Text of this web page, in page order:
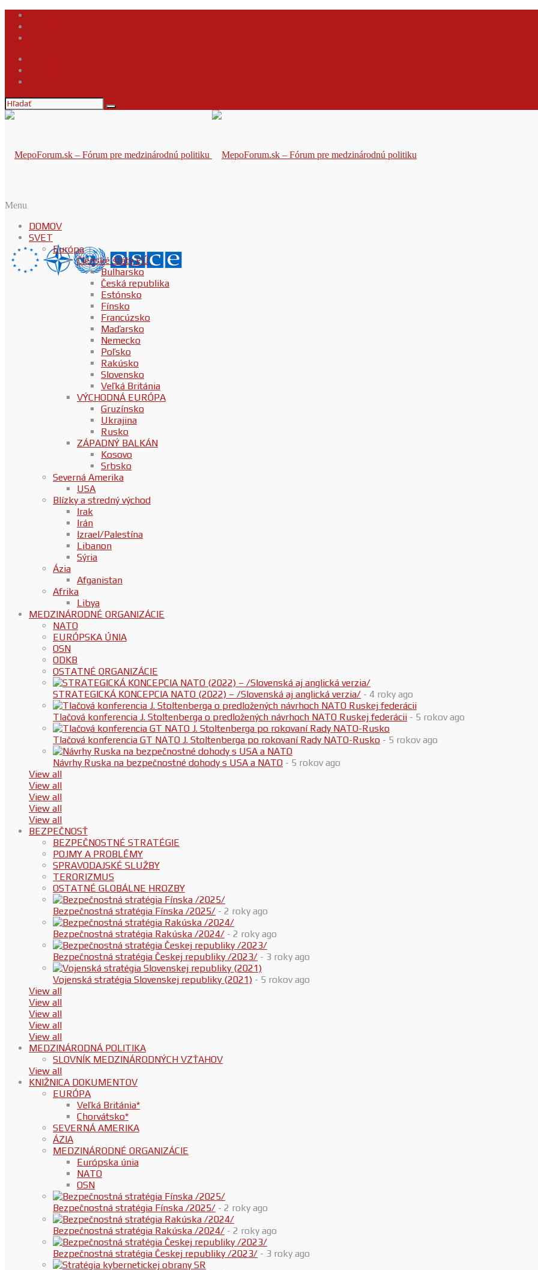
Menu
DOMOV
SVET
Európa
Členské štáty EÚ
Bulharsko
Česká republika
Estónsko
Fínsko
Francúzsko
Maďarsko
Nemecko
Poľsko
Rakúsko
Slovensko
Veľká Británia
VÝCHODNÁ EURÓPA
Gruzínsko
Ukrajina
Rusko
ZÁPADNÝ BALKÁN
Kosovo
Srbsko
Severná Amerika
USA
Blízky a stredný východ
Irak
Irán
Izrael/Palestína
Libanon
Sýria
Ázia
Afganistan
Afrika
Libya
MEDZINÁRODNÉ ORGANIZÁCIE
NATO
EURÓPSKA ÚNIA
OSN
ODKB
OSTATNÉ ORGANIZÁCIE
STRATEGICKÁ KONCEPCIA NATO (2022) – /Slovenská aj anglická verzia/ - 4 roky ago
Tlačová konferencia J. Stoltenberga o predložených návrhoch NATO Ruskej federácii - 5 rokov ago
Tlačová konferencia GT NATO J. Stoltenberga po rokovaní Rady NATO-Rusko - 5 rokov ago
Návrhy Ruska na bezpečnostné dohody s USA a NATO - 5 rokov ago
View all
View all
View all
View all
View all
BEZPEČNOSŤ
BEZPEČNOSTNÉ STRATÉGIE
POJMY A PROBLÉMY
SPRAVODAJSKÉ SLUŽBY
TERORIZMUS
OSTATNÉ GLOBÁLNE HROZBY
Bezpečnostná stratégia Fínska /2025/ - 2 roky ago
Bezpečnostná stratégia Rakúska /2024/ - 2 roky ago
Bezpečnostná stratégia Českej republiky /2023/ - 3 roky ago
Vojenská stratégia Slovenskej republiky (2021) - 5 rokov ago
View all
View all
View all
View all
View all
MEDZINÁRODNÁ POLITIKA
SLOVNÍK MEDZINÁRODNÝCH VZŤAHOV
View all
KNIŽNICA DOKUMENTOV
EURÓPA
Veľká Británia*
Chorvátsko*
SEVERNÁ AMERIKA
ÁZIA
MEDZINÁRODNÉ ORGANIZÁCIE
Európska únia
NATO
OSN
Bezpečnostná stratégia Fínska /2025/ - 2 roky ago
Bezpečnostná stratégia Rakúska /2024/ - 2 roky ago
Bezpečnostná stratégia Českej republiky /2023/ - 3 roky ago